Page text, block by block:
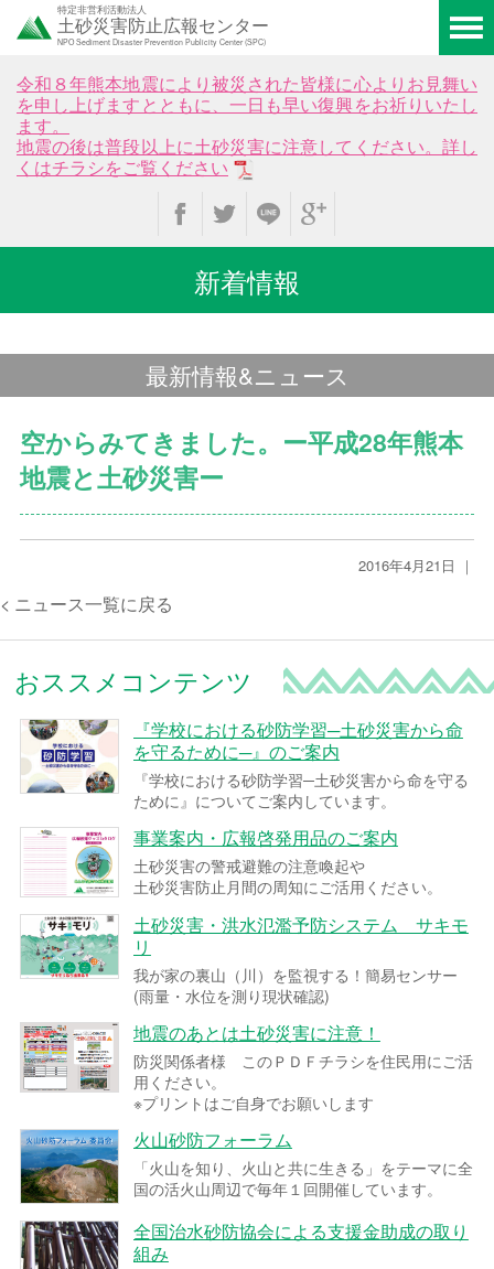
特定非営利活動法人
土砂災害防止広報センター
NPO Sediment Disaster Prevention Publicity Center (SPC)
令和８年熊本地震により被災された皆様に心よりお見舞い
を申し上げますとともに、一日も早い復興をお祈りいたし
ます。
地震の後は普段以上に土砂災害に注意してください。詳し
くはチラシをご覧ください
新着情報
最新情報&ニュース
空からみてきました。ー平成28年熊本
地震と土砂災害ー
2016年4月21日 ｜
< ニュース一覧に戻る
おススメコンテンツ
『学校における砂防学習─土砂災害から命
を守るために─』のご案内
『学校における砂防学習─土砂災害から命を守る
ために』についてご案内しています。
事業案内・広報啓発用品のご案内
土砂災害の警戒避難の注意喚起や
土砂災害防止月間の周知にご活用ください。
土砂災害・洪水氾濫予防システム サキモ
リ
我が家の裏山（川）を監視する！簡易センサー
(雨量・水位を測り現状確認)
地震のあとは土砂災害に注意！
防災関係者様 このＰＤＦチラシを住民用にご活
用ください。
※プリントはご自身でお願いします
火山砂防フォーラム
「火山を知り、火山と共に生きる」をテーマに全
国の活火山周辺で毎年１回開催しています。
全国治水砂防協会による支援金助成の取り
組み